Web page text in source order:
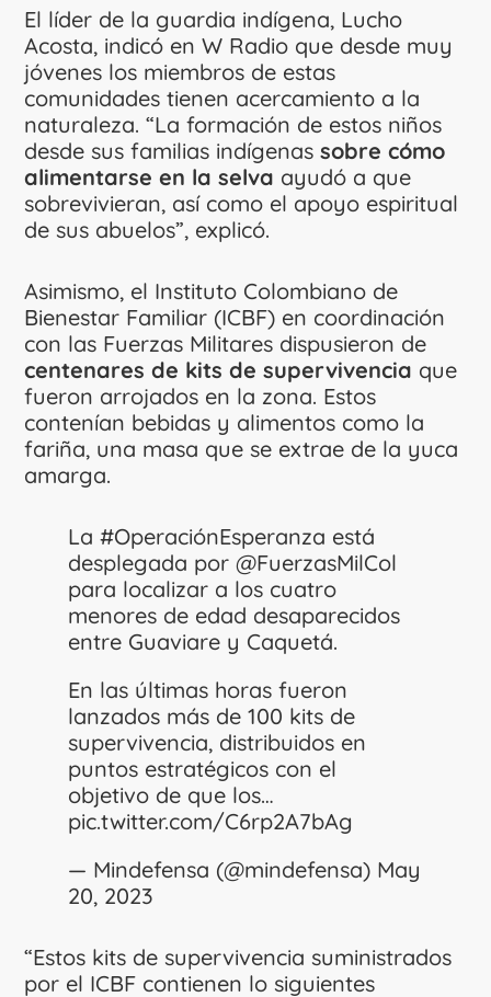
El líder de la guardia indígena, Lucho
Acosta, indicó en W Radio que desde muy
jóvenes los miembros de estas
comunidades tienen acercamiento a la
naturaleza. “La formación de estos niños
desde sus familias indígenassobre cómo
alimentarse en la selva ayudó a que
sobrevivieran, así como el apoyo espiritual
de sus abuelos”, explicó.
Asimismo, el Instituto Colombiano de
Bienestar Familiar (ICBF) en coordinación
con las Fuerzas Militares dispusieron de
centenares de kits de supervivencia que
fueron arrojados en la zona. Estos
contenían bebidas y alimentos como la
fariña, una masa que se extrae de la yuca
amarga.
La#OperaciónEsperanza está
desplegada por@FuerzasMilCol
para localizar a los cuatro
menores de edad desaparecidos
entre Guaviare y Caquetá.
En las últimas horas fueron
lanzados más de 100 kits de
supervivencia, distribuidos en
puntos estratégicos con el
objetivo de que los…
pic.twitter.com/C6rp2A7bAg
— Mindefensa (@mindefensa) May
20, 2023
“Estos kits de supervivencia suministrados
por el ICBF contienen lo siguientes